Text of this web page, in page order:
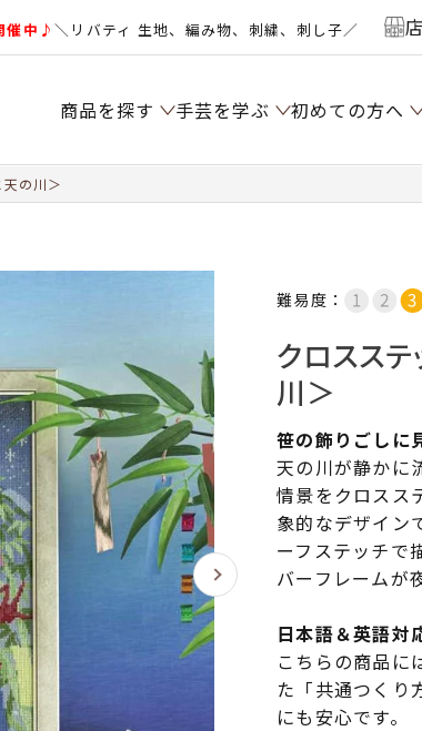
催中♪＼リバティ 生地、編み物、刺繍、刺し子／
商品を探す 手芸を学ぶ 初めての方へ
の川＞
難易度：
クロスス
川＞
笹の飾りごしに
天の川が静かに
情景をクロスス
象的なデザイン
ーフステッチで
バーフレームが
日本語＆英語対
こちらの商品に
た「共通つくり
にも安心です。